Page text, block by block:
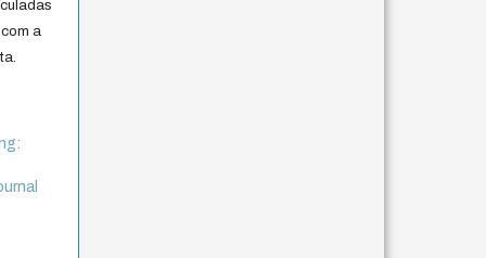
a